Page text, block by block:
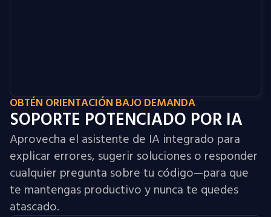
OBTÉN ORIENTACIÓN BAJO DEMANDA
SOPORTE POTENCIADO POR IA
Aprovecha el asistente de IA integrado para
explicar errores, sugerir soluciones o responder
cualquier pregunta sobre tu código—para que
te mantengas productivo y nunca te quedes
atascado.